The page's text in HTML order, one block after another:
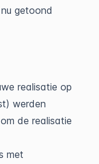
getoond
realisatie op
werden
de realisatie
met